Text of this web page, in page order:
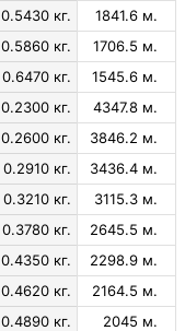
0.5430 кг.
1841.6 м.
0.5860 кг.
1706.5 м.
0.6470 кг.
1545.6 м.
0.2300 кг.
4347.8 м.
0.2600 кг.
3846.2 м.
0.2910 кг.
3436.4 м.
0.3210 кг.
3115.3 м.
0.3780 кг.
2645.5 м.
0.4350 кг.
2298.9 м.
0.4620 кг.
2164.5 м.
0.4890 кг.
2045 м.